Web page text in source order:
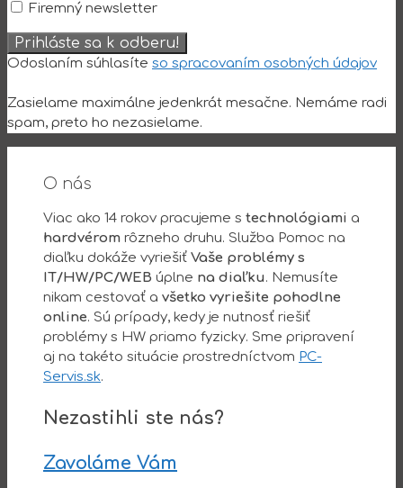
Firemný newsletter
Odoslaním súhlasíte so spracovaním osobných údajov
Zasielame maximálne jedenkrát mesačne. Nemáme radi
spam, preto ho nezasielame.
O nás
Viac ako 14 rokov pracujeme s technológiami a
hardvérom rôzneho druhu. Služba Pomoc na
diaľku dokáže vyriešiť Vaše problémy s
IT/HW/PC/WEB úplne na diaľku. Nemusíte
nikam cestovať a všetko vyriešite pohodlne
online. Sú prípady, kedy je nutnosť riešiť
problémy s HW priamo fyzicky. Sme pripravení
aj na takéto situácie prostredníctvom PC-
Servis.sk.
Nezastihli ste nás?
Zavoláme Vám